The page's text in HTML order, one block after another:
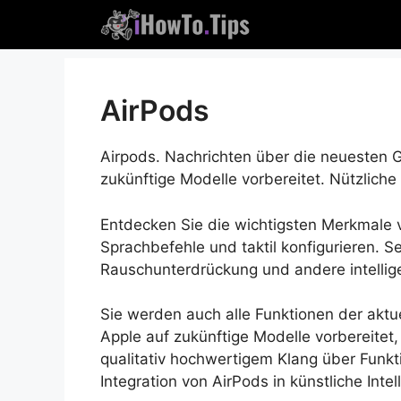
springen
AirPods
Airpods. Nachrichten über die neuesten
zukünftige Modelle vorbereitet.
Entdecken Sie die wichtigsten
Sprachbefehle und taktil konfigurieren.
Rauschunterdrückung und andere
Sie werden auch alle Funktionen der
Apple auf zukünftige Modelle
qualitativ hochwertigem Klang über
Integration von AirPods in künstliche